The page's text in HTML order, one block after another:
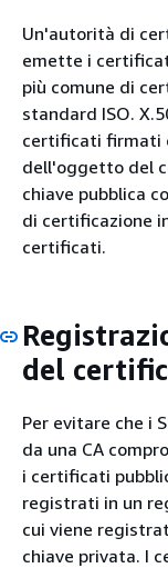
Un'autorità di
emette i
più comune di
standard ISO.
certificati firmati
dell'oggetto del
chiave pubblica
di certificazione
certificati.
del
Per evitare che i
da una CA
i certificati
registrati in un
cui viene
chiave privata. I